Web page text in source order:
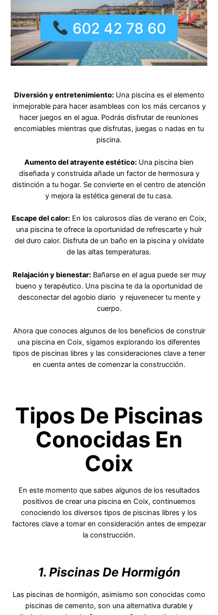
602 42 78 60
Diversión y entretenimiento:Una piscina es el elemento
inmejorable para hacer asambleas con los más cercanos y
hacer juegos en el agua. Podrás disfrutar de reuniones
encomiables mientras que disfrutas, juegas o nadas en tu
piscina.
Aumento del atrayente estético: Una piscina bien
diseñada y construida añade un factor de hermosura y
distinción a tu hogar. Se convierte en el centro de atención
y mejora la estética general de tu casa.
Escape del calor: En los calurosos días de verano en Coix,
una piscina te ofrece la oportunidad de refrescarte y huír
del duro calor. Disfruta de un baño en la piscina y olvídate
de las altas temperaturas.
Relajación y bienestar:Bañarse en el agua puede ser muy
bueno y terapéutico. Una piscina te da la oportunidad de
desconectar del agobio diario y rejuvenecer tu mente y
cuerpo.
Ahora que conoces algunos de los beneficios de construir
una piscina en Coix, sigamos explorando los diferentes
tipos de piscinas libres y las consideraciones clave a tener
en cuenta antes de comenzar la construcción.
Tipos De Piscinas
Conocidas En
Coix
En este momento que sabes algunos de los resultados
positivos de crear una piscina en Coix, continuemos
conociendo los diversos tipos de piscinas libres y los
factores clave a tomar en consideración antes de empezar
la construcción.
1. Piscinas De Hormigón
Las piscinas de hormigón, asimismo son conocidas como
piscinas de cemento, son una alternativa durable y